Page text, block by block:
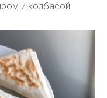
и колбасой